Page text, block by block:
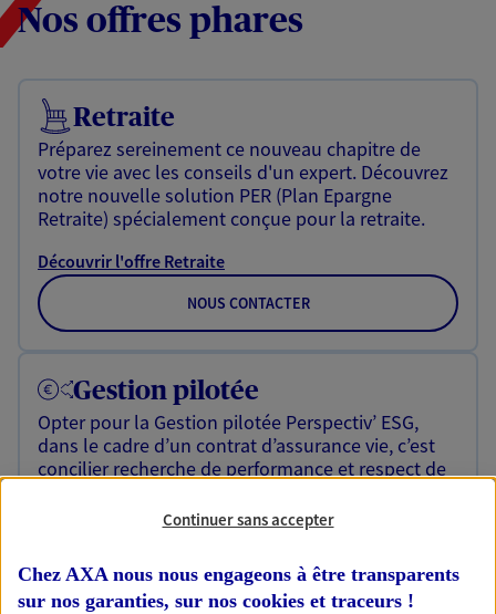
Nos offres phares
Retraite
Préparez sereinement ce nouveau chapitre de
votre vie avec les conseils d'un expert. Découvrez
notre nouvelle solution PER (Plan Epargne
Retraite) spécialement conçue pour la retraite.
Découvrir l'offre Retraite
NOUS CONTACTER
Gestion pilotée
Opter pour la Gestion pilotée Perspectiv’ ESG,
dans le cadre d’un contrat d’assurance vie, c’est
concilier recherche de performance et respect de
NOUS CONTACTER
Continuer sans accepter
Chez AXA nous nous engageons à être transparents
sur nos garanties, sur nos cookies et traceurs !